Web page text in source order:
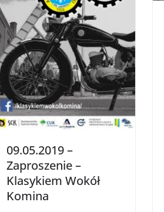
09.05.2019 –
Zaproszenie –
Klasykiem Wokół
Komina